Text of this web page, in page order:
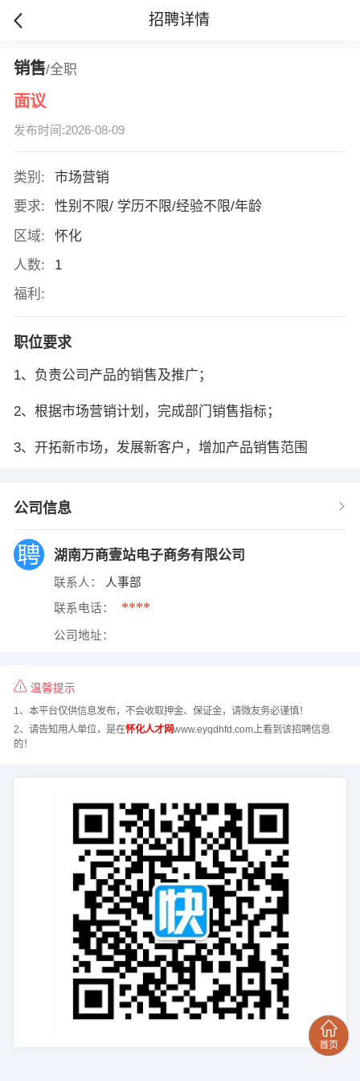
招聘详情
销售/全职
面议
发布时间:2026-08-09
类别:
市场营销
要求:
性别不限/ 学历不限/经验不限/年龄
区域:
怀化
人数:
1
福利:
职位要求
1、负责公司产品的销售及推广；
2、根据市场营销计划，完成部门销售指标；
3、开拓新市场，发展新客户，增加产品销售范围
公司信息
湖南万商壹站电子商务有限公司
联系人： 人事部
联系电话： ****
公司地址：
温馨提示
1、本平台仅供信息发布，不会收取押金、保证金，请微友务必谨慎！
2、请告知用人单位，是在怀化人才网www.eyqdhfd.com上看到该招聘信息
的！